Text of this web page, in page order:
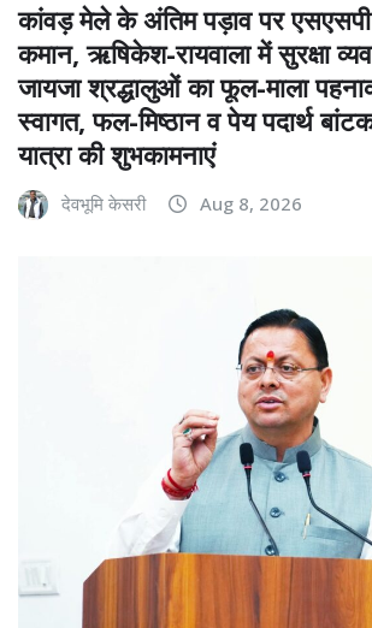
कांवड़ मेले के अंतिम पड़ाव पर
कमान, ऋषिकेश-रायवाला में सुरक्षा
जायजा श्रद्धालुओं का फूल-माला
स्वागत, फल-मिष्ठान व पेय पदार्थ
यात्रा की शुभकामनाएं
देवभूमि केसरी Aug 8, 2026